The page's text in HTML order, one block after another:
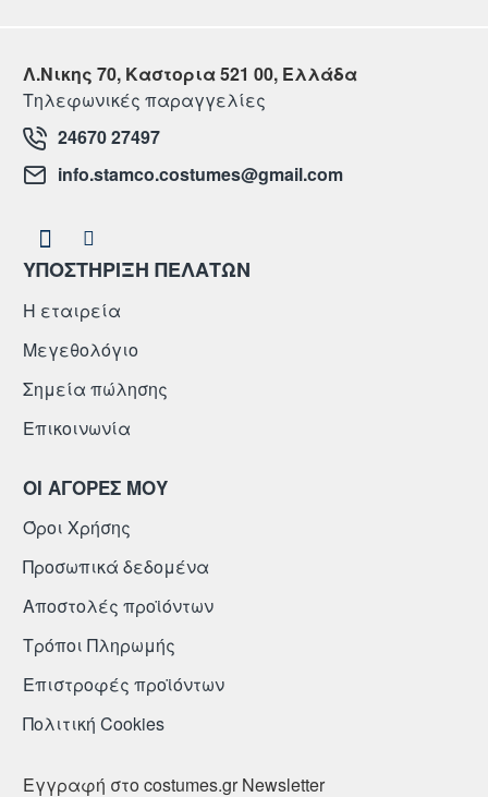
Λ.Νικης 70, Καστορια 521 00, Ελλάδα
Τηλεφωνικές παραγγελίες
24670 27497
info.stamco.costumes@gmail.com
ΥΠΟΣΤΗΡΙΞΗ ΠΕΛΑΤΩΝ
Η εταιρεία
Μεγεθολόγιο
Σημεία πώλησης
Επικοινωνία
ΟΙ ΑΓΟΡΕΣ ΜΟΥ
Όροι Χρήσης
Προσωπικά δεδομένα
Αποστολές προϊόντων
Τρόποι Πληρωμής
Επιστροφές προϊόντων
Πολιτική Cookies
Εγγραφή στο costumes.gr Newsletter